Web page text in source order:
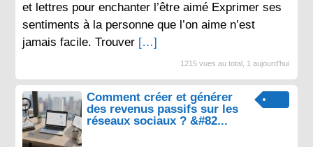
et lettres pour enchanter l’être aimé Exprimer ses
sentiments à la personne que l’on aime n’est
jamais facile. Trouver […]
1215 vues au total, 1 aujourd'hui
Comment créer et générer
des revenus passifs sur les
réseaux sociaux ? &#82...